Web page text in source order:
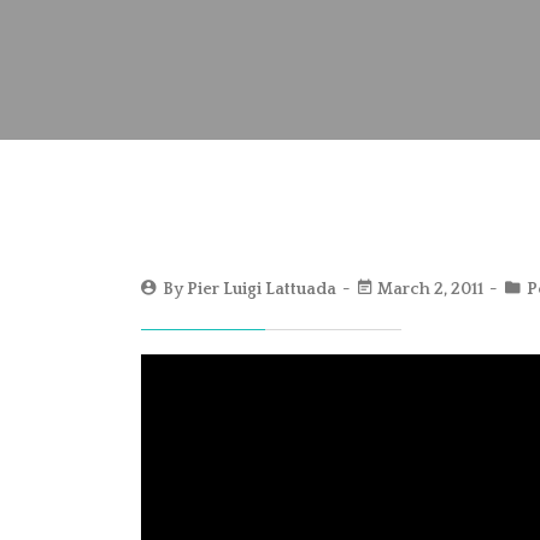
ByPier Luigi Lattuada March 2, 2011